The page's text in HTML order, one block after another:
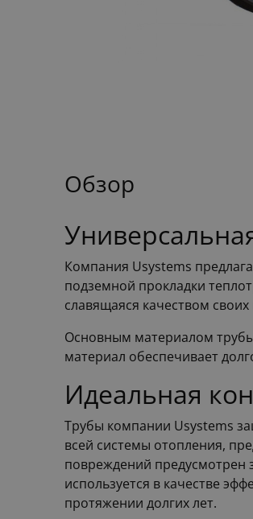
Обзор
Компания Usystems
подземной прокладки
славящаяся качеством
Основным материалом
материал обеспечивает
Идеальная
Трубы компании Usystems
всей системы отопления,
повреждений предусмотрен
используется в качестве
протяжении долгих лет.